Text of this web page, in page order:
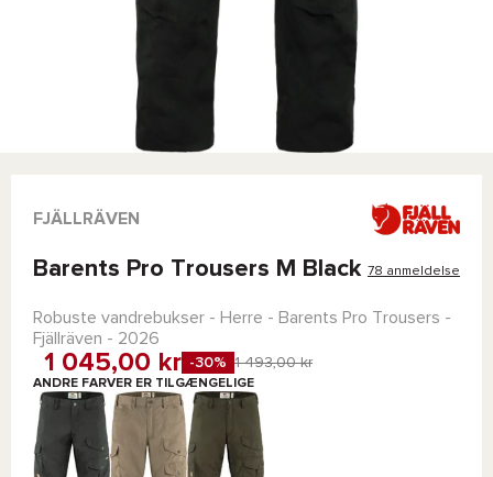
FJÄLLRÄVEN
Barents Pro Trousers M Black 78 anmeldelse
Robuste vandrebukser - Herre - Barents Pro Trousers -
Fjällräven - 2026
1 045,00 kr -30% 1 493,00 kr
ANDRE FARVER ER TILGÆNGELIGE